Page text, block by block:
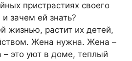
пристрастиях своего
зачем ей знать?
жизнью, растит их детей,
Жена нужна. Жена –
это уют в доме, теплый